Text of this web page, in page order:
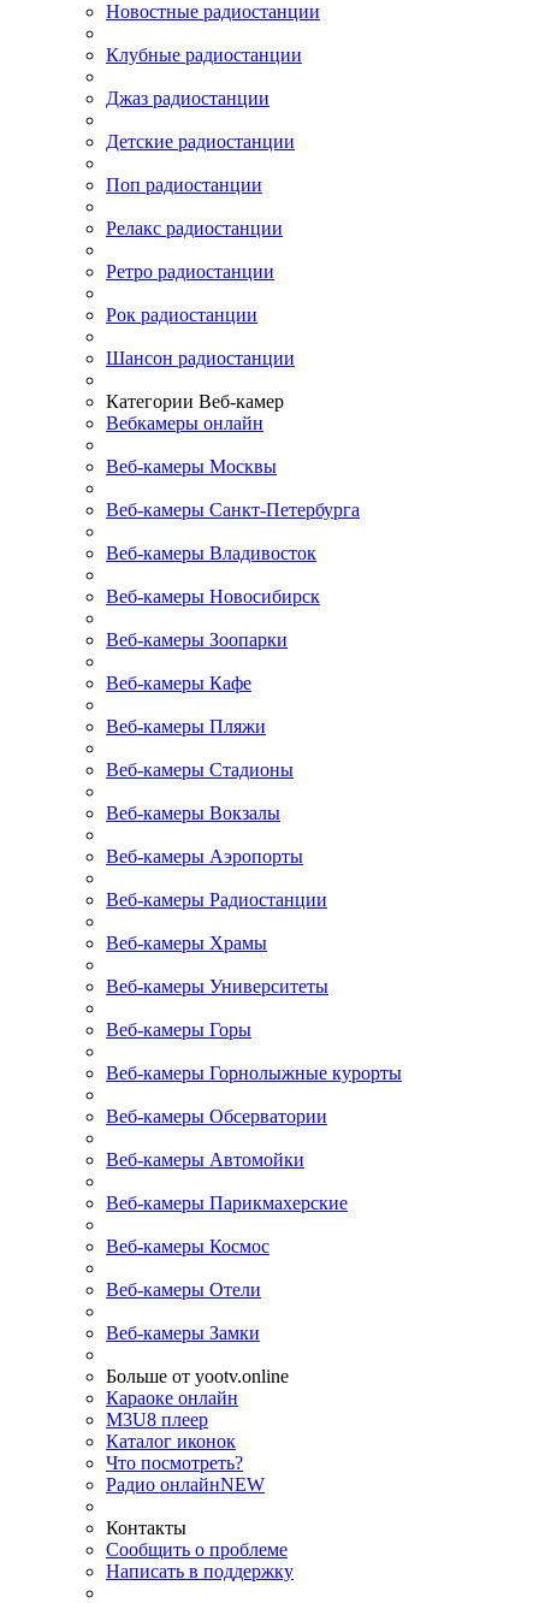
Новостные радиостанции
Клубные радиостанции
Джаз радиостанции
Детские радиостанции
Поп радиостанции
Релакс радиостанции
Ретро радиостанции
Рок радиостанции
Шансон радиостанции
Категории Веб-камер
Вебкамеры онлайн
Веб-камеры Москвы
Веб-камеры Санкт-Петербурга
Веб-камеры Владивосток
Веб-камеры Новосибирск
Веб-камеры Зоопарки
Веб-камеры Кафе
Веб-камеры Пляжи
Веб-камеры Стадионы
Веб-камеры Вокзалы
Веб-камеры Аэропорты
Веб-камеры Радиостанции
Веб-камеры Храмы
Веб-камеры Университеты
Веб-камеры Горы
Веб-камеры Горнолыжные курорты
Веб-камеры Обсерватории
Веб-камеры Автомойки
Веб-камеры Парикмахерские
Веб-камеры Космос
Веб-камеры Отели
Веб-камеры Замки
Больше от yootv.online
Караоке онлайн
M3U8 плеер
Каталог иконок
Что посмотреть?
Радио онлайнNEW
Контакты
Сообщить о проблеме
Написать в поддержку